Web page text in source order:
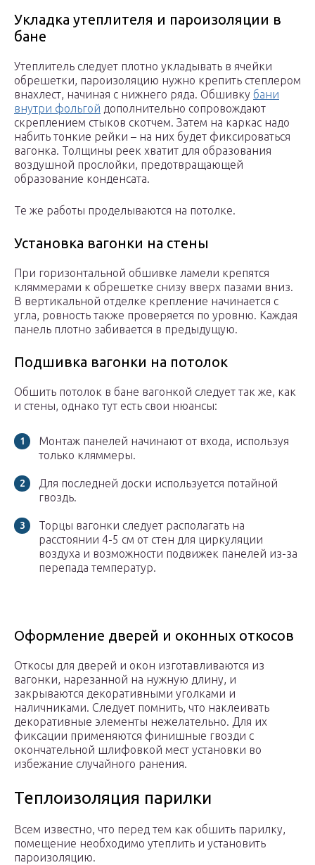
Укладка утеплителя и пароизоляции в
бане
Утеплитель следует плотно укладывать в ячейки
обрешетки, пароизоляцию нужно крепить степлером
внахлест, начиная с нижнего ряда. Обшивку бани
внутри фольгой дополнительно сопровождают
скреплением стыков скотчем. Затем на каркас надо
набить тонкие рейки – на них будет фиксироваться
вагонка. Толщины реек хватит для образования
воздушной прослойки, предотвращающей
образование конденсата.
Те же работы проделываются на потолке.
Установка вагонки на стены
При горизонтальной обшивке ламели крепятся
кляммерами к обрешетке снизу вверх пазами вниз.
В вертикальной отделке крепление начинается с
угла, ровность также проверяется по уровню. Каждая
панель плотно забивается в предыдущую.
Подшивка вагонки на потолок
Обшить потолок в бане вагонкой следует так же, как
и стены, однако тут есть свои нюансы:
Монтаж панелей начинают от входа, используя
только кляммеры.
Для последней доски используется потайной
гвоздь.
Торцы вагонки следует располагать на
расстоянии 4-5 см от стен для циркуляции
воздуха и возможности подвижек панелей из-за
перепада температур.
Оформление дверей и оконных откосов
Откосы для дверей и окон изготавливаются из
вагонки, нарезанной на нужную длину, и
закрываются декоративными уголками и
наличниками. Следует помнить, что наклеивать
декоративные элементы нежелательно. Для их
фиксации применяются финишные гвозди с
окончательной шлифовкой мест установки во
избежание случайного ранения.
Теплоизоляция парилки
Всем известно, что перед тем как обшить парилку,
помещение необходимо утеплить и установить
пароизоляцию.